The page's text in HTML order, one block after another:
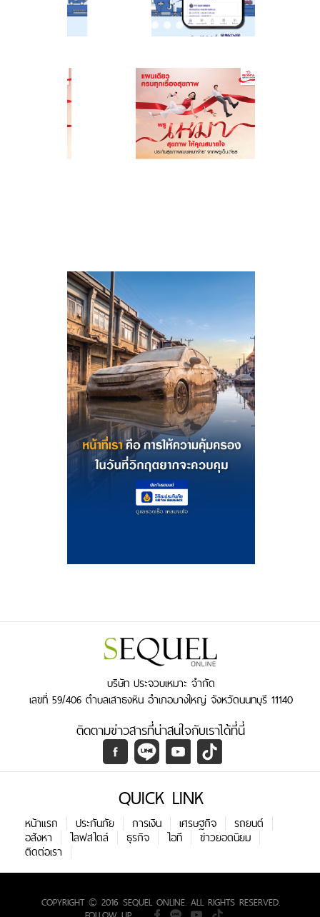
บริษัท ประจวบเหมาะ จำกัด
เลขที่ 59/406 ตำบลเสาธงหิน อำเภอบางใหญ่ จังหวัดนนทบุรี 11140
ติดตามข่าวสารที่น่าสนใจกับเราได้ที่นี่
QUICK LINK
หน้าแรก ประกันภัย การเงิน เศรษฐกิจ
รถยนต์
อสังหา
ไลฟสไตล์ ธุรกิจ ไอที
ข่าวยอดนิยม
ติดต่อเรา
COPYRIGHT © 2016 SEQUEL ONLINE. ALL RIGHTS RESERVED.